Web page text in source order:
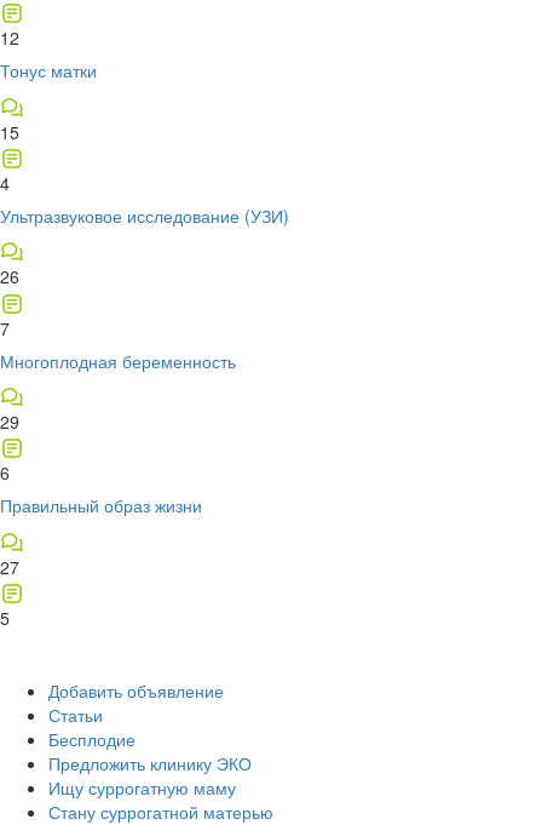
12
Тонус матки
15
4
Ультразвуковое исследование (УЗИ)
26
7
Многоплодная беременность
29
6
Правильный образ жизни
27
5
Добавить объявление
Статьи
Бесплодие
Предложить клинику ЭКО
Ищу суррогатную маму
Стану суррогатной матерью